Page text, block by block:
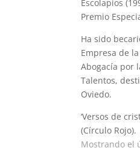
Escolapios
Premio
Ha sido
Empresa de
Abogacía por
Talentos,
Oviedo.
‘Versos de
(Círculo Rojo).
Mostrando el